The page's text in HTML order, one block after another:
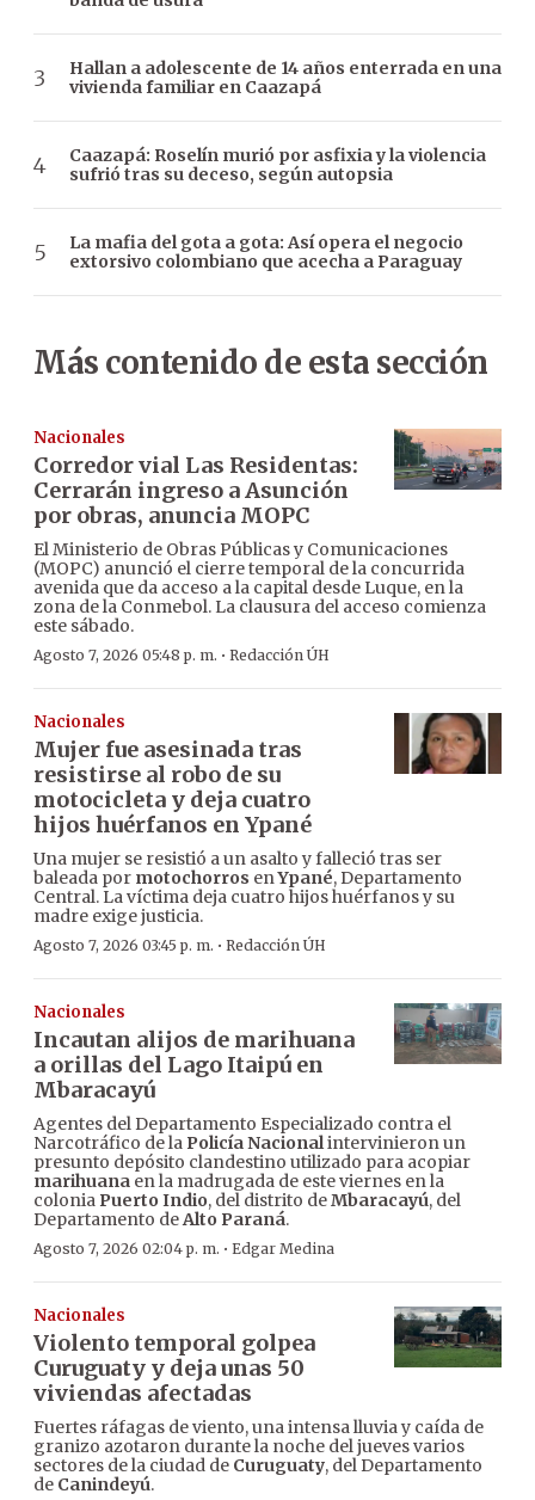
Hallan a adolescente de 14 años enterrada en una
vivienda familiar en Caazapá
Caazapá: Roselín murió por asfixia y la violencia
sufrió tras su deceso, según autopsia
La mafia del gota a gota: Así opera el negocio
extorsivo colombiano que acecha a Paraguay
Más contenido de esta sección
Nacionales
Corredor vial Las Residentas:
Cerrarán ingreso a Asunción
por obras, anuncia MOPC
El Ministerio de Obras Públicas y Comunicaciones
(MOPC) anunció el cierre temporal de la concurrida
avenida que da acceso a la capital desde Luque, en la
zona de la Conmebol. La clausura del acceso comienza
este sábado.
Agosto 7, 2026 05:48 p. m. · Redacción ÚH
Nacionales
Mujer fue asesinada tras
resistirse al robo de su
motocicleta y deja cuatro
hijos huérfanos en Ypané
Una mujer se resistió a un asalto y falleció tras ser
baleada por motochorros enYpané, Departamento
Central. La víctima deja cuatro hijos huérfanos y su
madre exige justicia.
Agosto 7, 2026 03:45 p. m. · Redacción ÚH
Nacionales
Incautan alijos de marihuana
a orillas del Lago Itaipú en
Mbaracayú
Agentes del Departamento Especializado contra el
Narcotráfico de la Policía Nacionalintervinieron un
presunto depósito clandestino utilizado para acopiar
marihuana en la madrugada de este viernes en la
colonia Puerto Indio, del distrito deMbaracayú, del
Departamento deAlto Paraná.
Agosto 7, 2026 02:04 p. m. · Edgar Medina
Nacionales
Violento temporal golpea
Curuguaty y deja unas 50
viviendas afectadas
Fuertes ráfagas de viento, una intensa lluvia y caída de
granizo azotaron durante la noche del jueves varios
sectores de la ciudad de Curuguaty, del Departamento
de Canindeyú.